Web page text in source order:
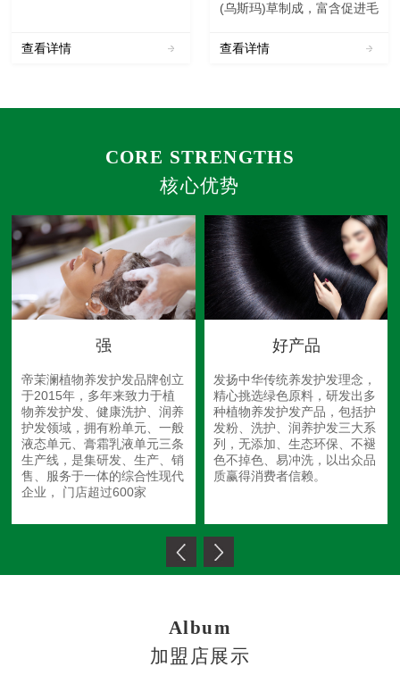
查看详情
(乌斯玛)草制成，富含促进毛
炎、抗病毒、凉血等功效。
查看详情
CORE STRENGTHS
核心优势
强
帝茉澜植物养发护发品牌创立
于2015年，多年来致力于植
物养发护发、健康洗护、润养
护发领域，拥有粉单元、一般
液态单元、膏霜乳液单元三条
生产线，是集研发、生产、销
售、服务于一体的综合性现代
企业， 门店超过600家
好产品
发扬中华传统养发护发理念，
精心挑选绿色原料，研发出多
种植物养发护发产品，包括护
发粉、洗护、润养护发三大系
列，无添加、生态环保、不褪
色不掉色、易冲洗，以出众品
质赢得消费者信赖。
Album
加盟店展示